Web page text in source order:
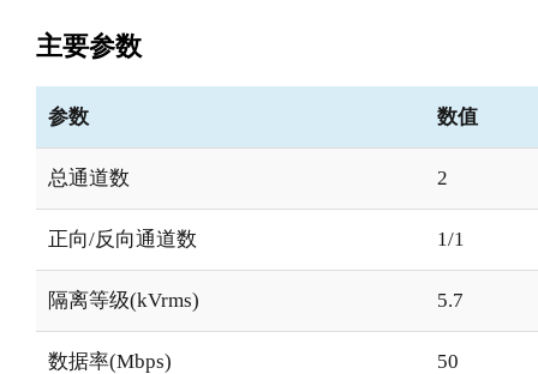
主要参数
参数 数值
总通道数 2
正向/反向通道数 1/1
隔离等级(kVrms) 5.7
数据率(Mbps) 50